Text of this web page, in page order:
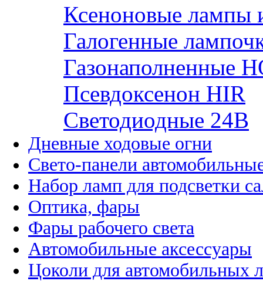
Ксеноновые лампы
Галогенные
Газонаполненные
Псевдоксенон HIR
Cветодиодные 24B
Дневные ходовые огни
Свето-панели
Набор ламп для подсветки
Оптика, фары
Фары рабочего света
Автомобильные аксессуары
Цоколи для автомобильных